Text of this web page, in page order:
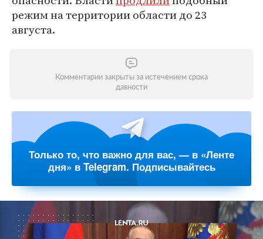
режим на территории области до 23
августа.
Комментарии закрыты за истечением срока
давности
Только то, что важно для вас, — в «Ленте
дня» в Telegram. Подписывайтесь